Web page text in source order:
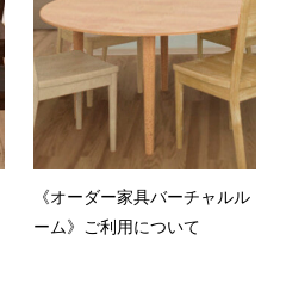
《オーダー家具バーチャルル
ーム》ご利用について